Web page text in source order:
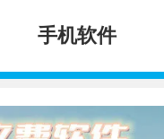
手机软件